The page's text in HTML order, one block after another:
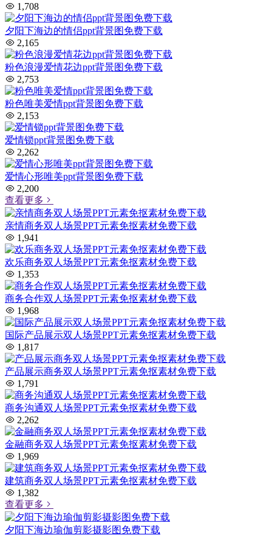
1,708
夕阳下海边的情侣ppt背景图免费下载
2,165
粉色浪漫爱情花边ppt背景图免费下载
2,753
粉色唯美爱情ppt背景图免费下载
2,153
爱情锁ppt背景图免费下载
2,262
爱情心形唯美ppt背景图免费下载
2,200
查看更多
亲情商务双人场景PPT元素免抠素材免费下载
1,941
欢乐商务双人场景PPT元素免抠素材免费下载
1,353
商务合作双人场景PPT元素免抠素材免费下载
1,968
国际产品展示双人场景PPT元素免抠素材免费下载
1,817
产品展示商务双人场景PPT元素免抠素材免费下载
1,791
商务沟通双人场景PPT元素免抠素材免费下载
2,262
金融商务双人场景PPT元素免抠素材免费下载
1,969
建筑商务双人场景PPT元素免抠素材免费下载
1,382
查看更多
夕阳下海边瑜伽剪影摄影图免费下载